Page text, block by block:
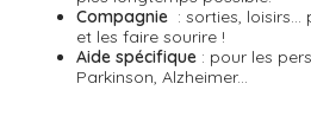
Compagnie : sorties,
et les faire sourire !
Aide spécifique : pour les
Parkinson, Alzheimer...